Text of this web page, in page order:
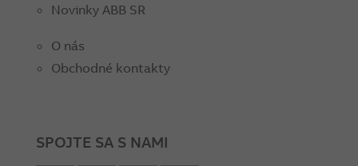
Novinky ABB SR
O nás
Obchodné kontakty
SPOJTE SA S NAMI